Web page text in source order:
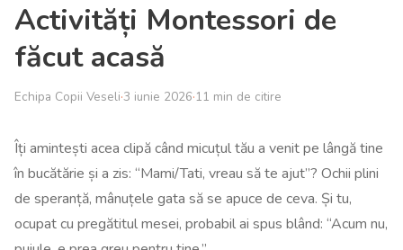
Activități Montessori de
făcut acasă
Echipa Copii Veseli·3 iunie 2026·11 min de citire
Îți amintești acea clipă când micuțul tău a venit pe lângă tine
în bucătărie și a zis: “Mami/Tati, vreau să te ajut”? Ochii plini
de speranță, mânuțele gata să se apuce de ceva. Și tu,
ocupat cu pregătitul mesei, probabil ai spus blând: “Acum nu,